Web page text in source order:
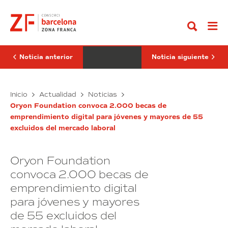
contenido
eDelivery
Barcelona
Congress
el
foco
talento
y
sostenibilidad
Noticia anterior
visibilizado
la
logística
necesidad
la
Noticia siguiente
Inicio Actualidad Noticias
Oryon Foundation convoca 2.000 becas de
emprendimiento digital para jóvenes y mayores de 55
excluidos del mercado laboral
Oryon Foundation
convoca 2.000 becas de
emprendimiento digital
para jóvenes y mayores
de 55 excluidos del
SIL
eDelivery
Barcelona
Congress
foco
la
innovación,
el
talento
y
19
ha